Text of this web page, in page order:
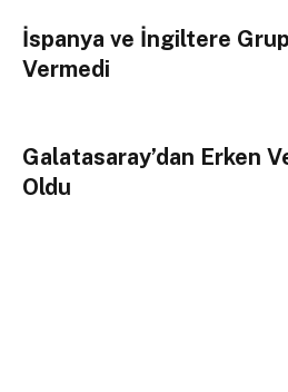
İspanya ve İngiltere
Vermedi
Galatasaray’dan Erken
Oldu